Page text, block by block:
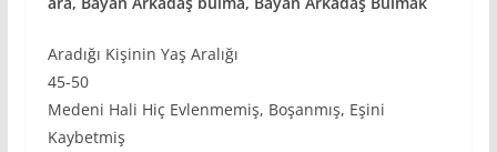
Aradığı Kişinin Yaş Aralığı
45-50
Medeni Hali Hiç Evlenmemiş, Boşanmış, Eşini
Kaybetmiş